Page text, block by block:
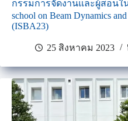
กรรมการจัดงานและผู้สอนใน
school on Beam Dynamics
(ISBA23)
25 สิงหาคม 2023